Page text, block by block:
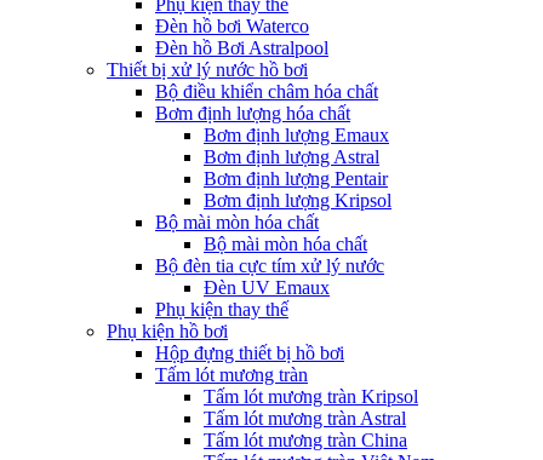
Phụ kiện thay thế
Đèn hồ bơi Waterco
Đèn hồ Bơi Astralpool
Thiết bị xử lý nước hồ bơi
Bộ điều khiển châm hóa chất
Bơm định lượng hóa chất
Bơm định lượng Emaux
Bơm định lượng Astral
Bơm định lượng Pentair
Bơm định lượng Kripsol
Bộ mài mòn hóa chất
Bộ mài mòn hóa chất
Bộ đèn tia cực tím xử lý nước
Đèn UV Emaux
Phụ kiện thay thế
Phụ kiện hồ bơi
Hộp đựng thiết bị hồ bơi
Tấm lót mương tràn
Tấm lót mương tràn Kripsol
Tấm lót mương tràn Astral
Tấm lót mương tràn China